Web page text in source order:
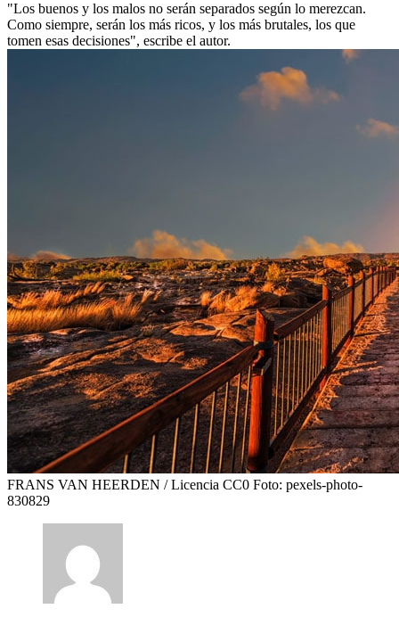
"Los buenos y los malos no serán separados según lo merezcan.
Como siempre, serán los más ricos, y los más brutales, los que
tomen esas decisiones", escribe el autor.
FRANS VAN HEERDEN / Licencia CC0 Foto: pexels-photo-
830829